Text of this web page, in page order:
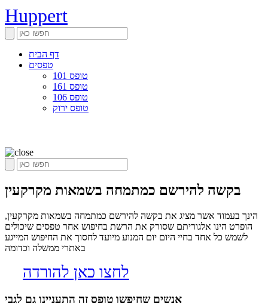
Huppert
דף הבית
טפסים
טופס 101
טופס 161
טופס 106
טופס ירוק
בקשה להירשם כמתמחה בשמאות מקרקעין
הינך בעמוד אשר מציג את בקשה להירשם כמתמחה בשמאות מקרקעין,
הופרט הינו אלגוריתם שסורק את הרשת בחיפוש אחר טפסים שיכולים
לשמש כל אחד בחיי היום יום המנוע מיועד לחסוך את החיפוש המייגע
באתרי ממשלה וכדומה
לחצו כאן להורדה
אנשים שחיפשו טופס זה התעניינו גם לגבי